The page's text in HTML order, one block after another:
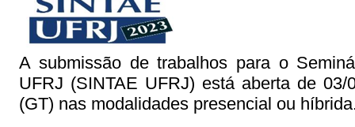
A submissão de trabalhos para o
UFRJ (SINTAE UFRJ) está aberta de
(GT) nas modalidades presencial ou